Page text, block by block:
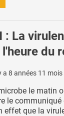
: La
du
a 8 années 11 mois
le matin
le
effet que la